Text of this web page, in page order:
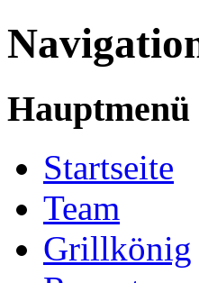
Hauptmenü
Startseite
Team
Grillkönig